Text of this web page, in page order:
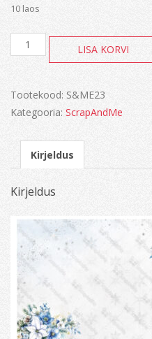
10 laos
Winter
Sparkle
LISA KORVI
Tootekood: S&ME23
Kategooria: ScrapAndMe
Kirjeldus
Kirjeldus